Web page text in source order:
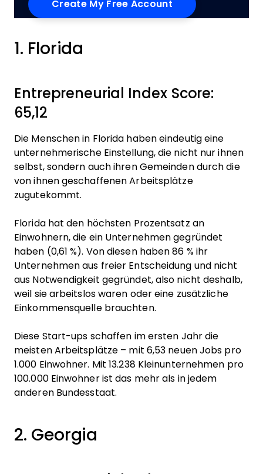
1. Florida
Entrepreneurial Index Score:
65,12
Die Menschen in Florida haben eindeutig eine
unternehmerische Einstellung, die nicht nur ihnen
selbst, sondern auch ihren Gemeinden durch die
von ihnen geschaffenen Arbeitsplätze
zugutekommt.
Florida hat den höchsten Prozentsatz an
Einwohnern, die ein Unternehmen gegründet
haben (0,61 %). Von diesen haben 86 % ihr
Unternehmen aus freier Entscheidung und nicht
aus Notwendigkeit gegründet, also nicht deshalb,
weil sie arbeitslos waren oder eine zusätzliche
Einkommensquelle brauchten.
Diese Start-ups schaffen im ersten Jahr die
meisten Arbeitsplätze – mit 6,53 neuen Jobs pro
1.000 Einwohner. Mit 13.238 Kleinunternehmen pro
100.000 Einwohner ist das mehr als in jedem
anderen Bundesstaat.
2. Georgia